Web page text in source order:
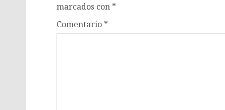
marcados con *
Comentario *